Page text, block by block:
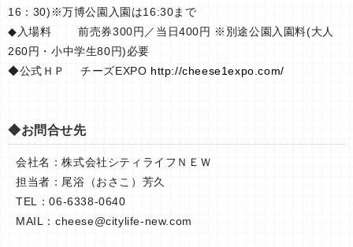
16：30)※万博公園入園は16:30まで
◆入場料 前売券300円／当日400円 ※別途公園入園料(大人
260円・小中学生80円)必要
◆公式ＨＰ チーズEXPO http://cheese1expo.com/
◆お問合せ先
会社名：株式会社シティライフＮＥＷ
担当者：尾浴（おさこ）芳久
TEL：06-6338-0640
MAIL： cheese@citylife-new.com